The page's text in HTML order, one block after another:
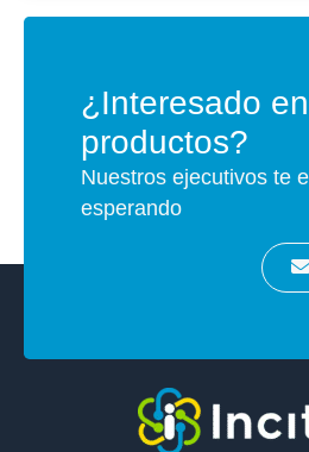
¿Interesado
productos?
Nuestros ejecutivos te
esperando